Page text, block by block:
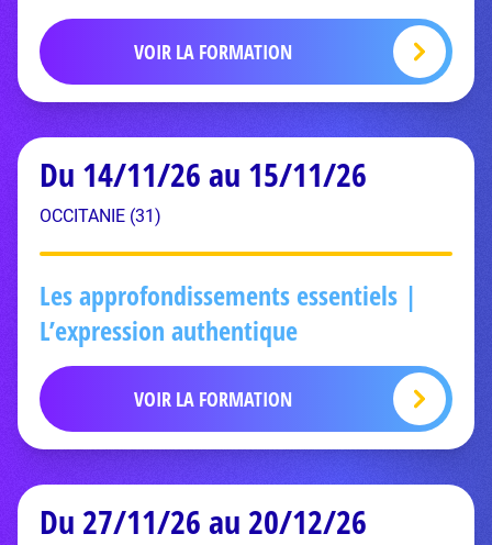
VOIR LA FORMATION
Du 14/11/26 au 15/11/26
OCCITANIE (31)
Les approfondissements essentiels |
L’expression authentique
VOIR LA FORMATION
Du 27/11/26 au 20/12/26